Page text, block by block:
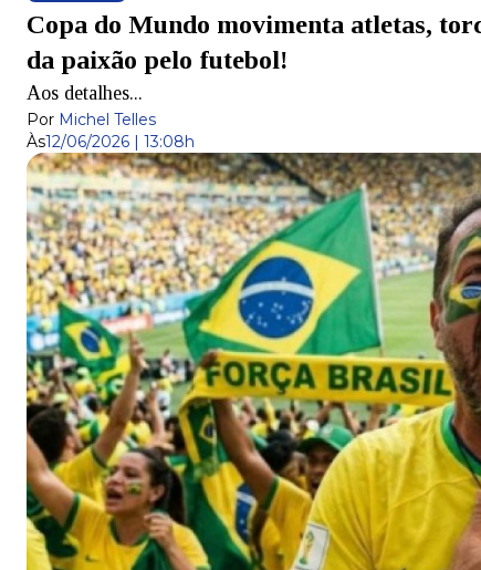
Copa do Mundo movimenta atletas,
da paixão pelo futebol!
Aos detalhes...
Por Michel Telles
Às12/06/2026 | 13:08h